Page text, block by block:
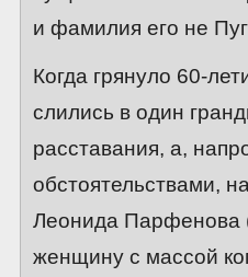
и фамилия его не
Когда грянуло 60-
слились в один
расставания, а,
обстоятельствами,
Леонида Парфенова
женщину с массой